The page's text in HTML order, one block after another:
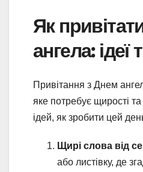
Як
ангела: ідеї
Привітання з Днем
яке потребує щирості та
ідей, як зробити цей
Щирі слова від
або листівку, де